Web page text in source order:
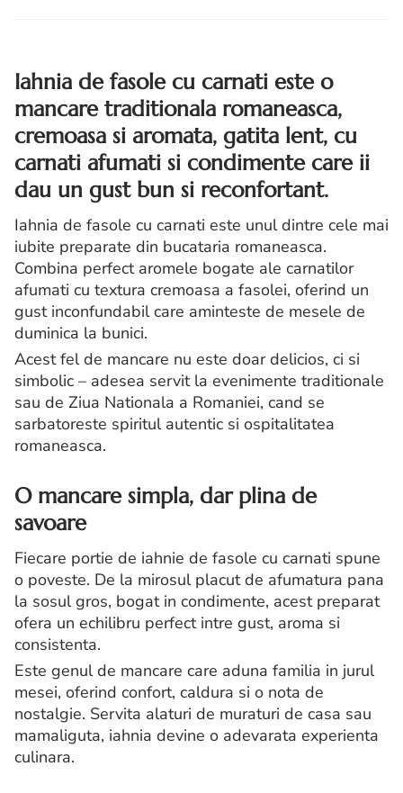
Iahnia de fasole cu carnati este o
mancare traditionala romaneasca,
cremoasa si aromata, gatita lent, cu
carnati afumati si condimente care ii
dau un gust bun si reconfortant.
Iahnia de fasole cu carnati este unul dintre cele mai
iubite preparate din bucataria romaneasca.
Combina perfect aromele bogate ale carnatilor
afumati cu textura cremoasa a fasolei, oferind un
gust inconfundabil care aminteste de mesele de
duminica la bunici.
Acest fel de mancare nu este doar delicios, ci si
simbolic – adesea servit la evenimente traditionale
sau de Ziua Nationala a Romaniei, cand se
sarbatoreste spiritul autentic si ospitalitatea
romaneasca.
O mancare simpla, dar plina de
savoare
Fiecare portie de iahnie de fasole cu carnati spune
o poveste. De la mirosul placut de afumatura pana
la sosul gros, bogat in condimente, acest preparat
ofera un echilibru perfect intre gust, aroma si
consistenta.
Este genul de mancare care aduna familia in jurul
mesei, oferind confort, caldura si o nota de
nostalgie. Servita alaturi de muraturi de casa sau
mamaliguta, iahnia devine o adevarata experienta
culinara.